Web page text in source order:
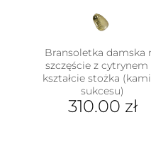
Bransoletka damska
szczęście z cytrynem
kształcie stożka
sukcesu)
310.00 zł